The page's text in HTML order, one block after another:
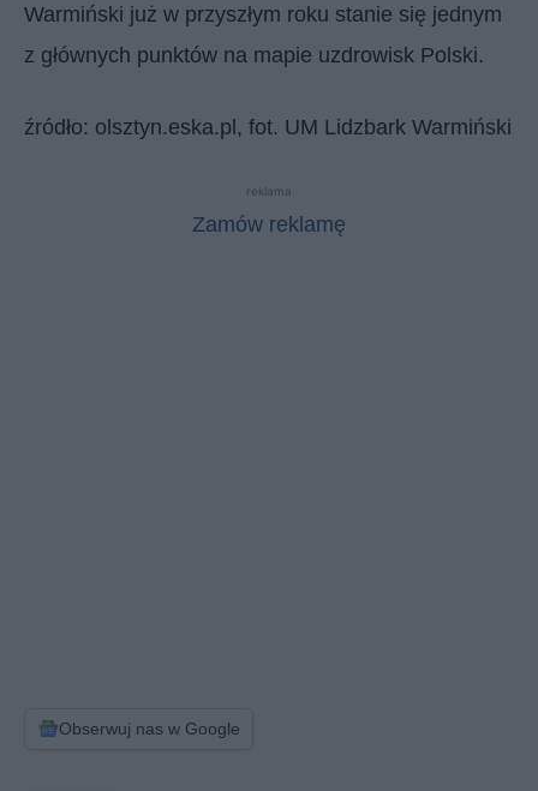
Warmiński już w przyszłym roku stanie się jednym
z głównych punktów na mapie uzdrowisk Polski.
źródło: olsztyn.eska.pl, fot. UM Lidzbark Warmiński
reklama
Zamów reklamę
Obserwuj nas w Google